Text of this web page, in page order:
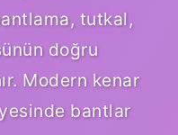
tutkal,
doğru
Modern kenar
bantlar